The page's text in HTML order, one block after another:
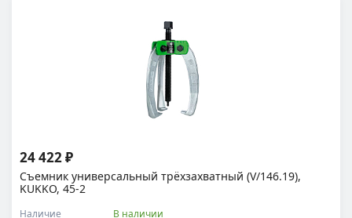
Съемник универсальный трёхзахватный (V/146.19),
KUKKO, 45-2
Наличие В наличии
24 422 ₽